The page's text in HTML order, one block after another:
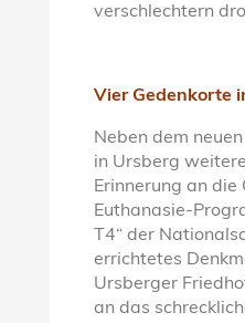
verschlechtern
Vier Gedenkorte
Neben dem
in Ursberg
Erinnerung an die
Euthanasie-
T4“ der
errichtetes
Ursberger
an das